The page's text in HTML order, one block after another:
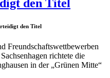
den Titel
den Titel
Freundschaftswettbewerben
richtete die
in der „Grünen Mitte“